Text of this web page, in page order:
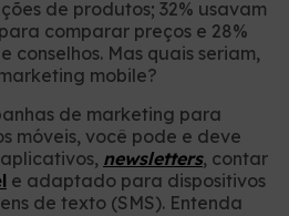
de produtos; 32% usavam
comparar preços e 28%
conselhos. Mas quais seriam,
mobile?
de marketing para
móveis, você pode e deve
newsletters, contar
e adaptado para dispositivos
de texto (SMS). Entenda